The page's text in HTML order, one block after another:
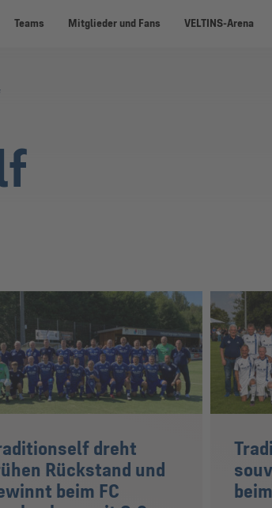
Teams Mitglieder und Fans VELTINS-Arena
dreht
Rückstand und
beim FC